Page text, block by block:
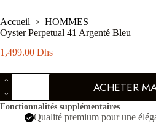
Accueil
HOMMES
Oyster Perpetual 41 Argenté Bleu
1,499.00 Dhs
quantité
de
Oyster
Perpetual
ACHETER
Fonctionnalités supplémentaires
Qualité premium pour une